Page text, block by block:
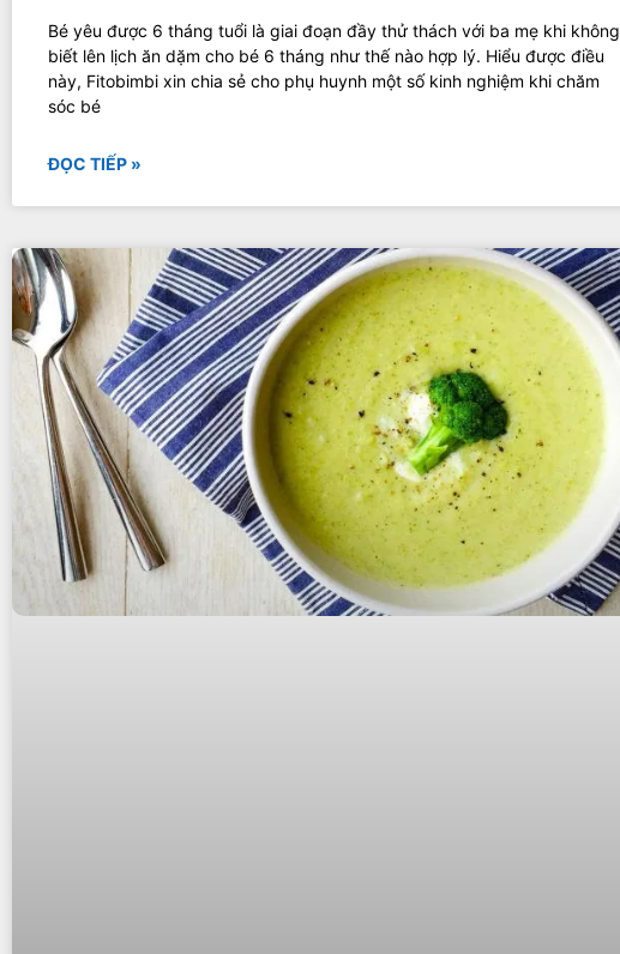
Bé yêu được 6 tháng tuổi là giai đoạn đầy thử thách với ba mẹ khi không
biết lên lịch ăn dặm cho bé 6 tháng như thế nào hợp lý. Hiểu được điều
này, Fitobimbi xin chia sẻ cho phụ huynh một số kinh nghiệm khi chăm
sóc bé
ĐỌC TIẾP »